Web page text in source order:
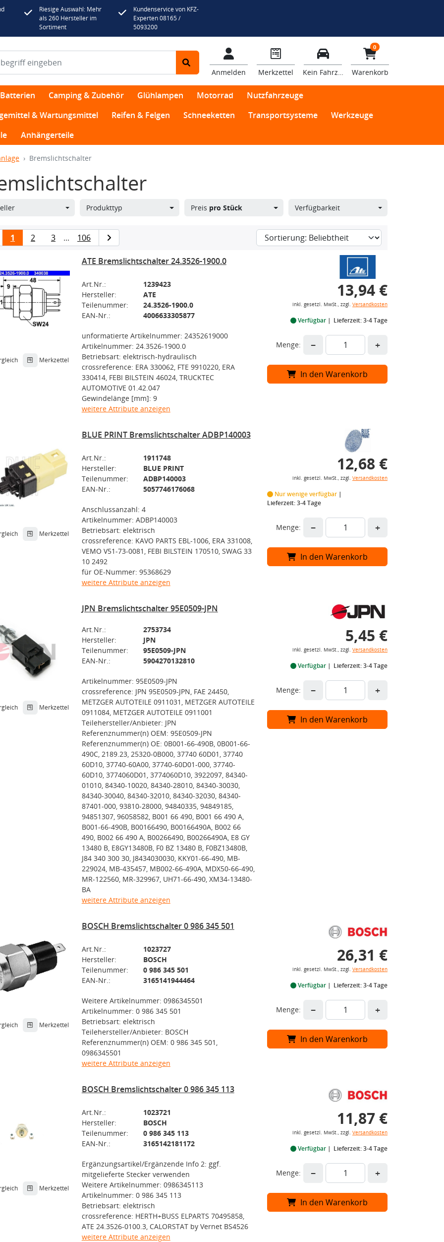
Riesige Auswahl: Mehr
als 260 Hersteller im
Sortiment
Kundenservice von KFZ-
Experten 08165 /
5093200
Anmelden Merkzettel Kein Fahrzeug
0
Warenkorb
Batterien Camping & Zubehör Glühlampen Motorrad
Nutzfahrzeuge
& Wartungsmittel
Reifen & Felgen Schneeketten Transportsysteme
Werkzeuge
Anhängerteile
Bremslichtschalter
Produkttyp Preis pro Stück Verfügbarkeit
1 2 3 ... 106
Merkzettel
ATE Bremslichtschalter 24.3526-1900.0
Art.Nr.:
1239423
Hersteller:
ATE
Teilenummer:
24.3526-1900.0
EAN-Nr.:
4006633305877
unformatierte Artikelnummer: 24352619000
Artikelnummer: 24.3526-1900.0
Betriebsart: elektrisch-hydraulisch
crossreference: ERA 330062, FTE 9910220, ERA
330414, FEBI BILSTEIN 46024, TRUCKTEC
AUTOMOTIVE 01.42.047
Gewindelänge [mm]: 9
weitere Attribute anzeigen
13,94 €
inkl. gesetzl. MwSt., zzgl. Versandkosten
Verfügbar Lieferzeit: 3-4 Tage
Menge: − +
In den Warenkorb
Merkzettel
BLUE PRINT Bremslichtschalter ADBP140003
Art.Nr.:
1911748
Hersteller:
BLUE PRINT
Teilenummer:
ADBP140003
EAN-Nr.:
5057746176068
Anschlussanzahl: 4
Artikelnummer: ADBP140003
Betriebsart: elektrisch
crossreference: KAVO PARTS EBL-1006, ERA 331008,
VEMO V51-73-0081, FEBI BILSTEIN 170510, SWAG 33
10 2492
für OE-Nummer: 95368629
weitere Attribute anzeigen
12,68 €
inkl. gesetzl. MwSt., zzgl. Versandkosten
Nur wenige verfügbar
Lieferzeit: 3-4 Tage
Menge: − +
In den Warenkorb
Merkzettel
JPN Bremslichtschalter 95E0509-JPN
Art.Nr.:
2753734
Hersteller:
JPN
Teilenummer:
95E0509-JPN
EAN-Nr.:
5904270132810
Artikelnummer: 95E0509-JPN
crossreference: JPN 95E0509-JPN, FAE 24450,
METZGER AUTOTEILE 0911031, METZGER AUTOTEILE
0911084, METZGER AUTOTEILE 0911001
Teilehersteller/Anbieter: JPN
Referenznummer(n) OEM: 95E0509-JPN
Referenznummer(n) OE: 0B001-66-490B, 0B001-66-
490C, 2189.23, 25320-0B000, 37740 60D01, 37740
60D10, 37740-60A00, 37740-60D01-000, 37740-
60D10, 3774060D01, 3774060D10, 3922097, 84340-
01010, 84340-10020, 84340-28010, 84340-30030,
84340-30040, 84340-32010, 84340-32030, 84340-
87401-000, 93810-28000, 94840335, 94849185,
94851307, 96058582, B001 66 490, B001 66 490 A,
B001-66-490B, B00166490, B00166490A, B002 66
490, B002 66 490 A, B00266490, B00266490A, E8 GY
13480 B, E8GY13480B, F0 BZ 13480 B, F0BZ13480B,
J84 340 300 30, J8434030030, KKY01-66-490, MB-
229024, MB-435457, MB002-66-490A, MDX50-66-490,
MR-122560, MR-329967, UH71-66-490, XM34-13480-
BA
weitere Attribute anzeigen
5,45 €
inkl. gesetzl. MwSt., zzgl. Versandkosten
Verfügbar Lieferzeit: 3-4 Tage
Menge: − +
In den Warenkorb
Merkzettel
BOSCH Bremslichtschalter 0 986 345 501
Art.Nr.:
1023727
Hersteller:
BOSCH
Teilenummer:
0 986 345 501
EAN-Nr.:
3165141944464
Weitere Artikelnummer: 0986345501
Artikelnummer: 0 986 345 501
Betriebsart: elektrisch
Teilehersteller/Anbieter: BOSCH
Referenznummer(n) OEM: 0 986 345 501,
0986345501
weitere Attribute anzeigen
26,31 €
inkl. gesetzl. MwSt., zzgl. Versandkosten
Verfügbar Lieferzeit: 3-4 Tage
Menge: − +
In den Warenkorb
Merkzettel
BOSCH Bremslichtschalter 0 986 345 113
Art.Nr.:
1023721
Hersteller:
BOSCH
Teilenummer:
0 986 345 113
EAN-Nr.:
3165142181172
Ergänzungsartikel/Ergänzende Info 2: ggf.
mitgelieferte Stecker verwenden
Weitere Artikelnummer: 0986345113
Artikelnummer: 0 986 345 113
Betriebsart: elektrisch
crossreference: HERTH+BUSS ELPARTS 70495858,
ATE 24.3526-0100.3, CALORSTAT by Vernet BS4526
weitere Attribute anzeigen
11,87 €
inkl. gesetzl. MwSt., zzgl. Versandkosten
Verfügbar Lieferzeit: 3-4 Tage
Menge: − +
In den Warenkorb